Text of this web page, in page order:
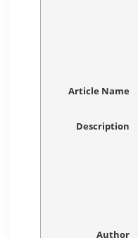
Article Name
Description
Author